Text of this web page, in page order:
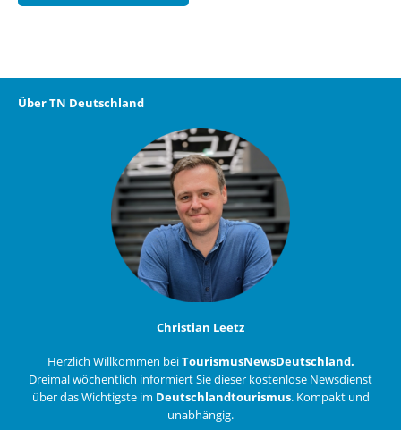
Über TN Deutschland
Christian Leetz
Herzlich Willkommen beiTourismusNewsDeutschland.
Dreimal wöchentlich informiert Sie dieser kostenlose Newsdienst
über das Wichtigste im Deutschlandtourismus. Kompakt und
unabhängig.